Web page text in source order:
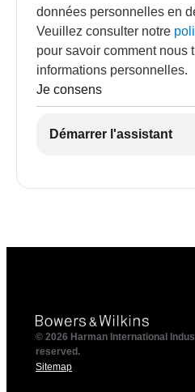
données personnelles en
Veuillez consulter notre
pour savoir comment nous
informations personnelles.
Je consens
Démarrer l'assistant
© 2026 Harman International
reserved.
Sitemap